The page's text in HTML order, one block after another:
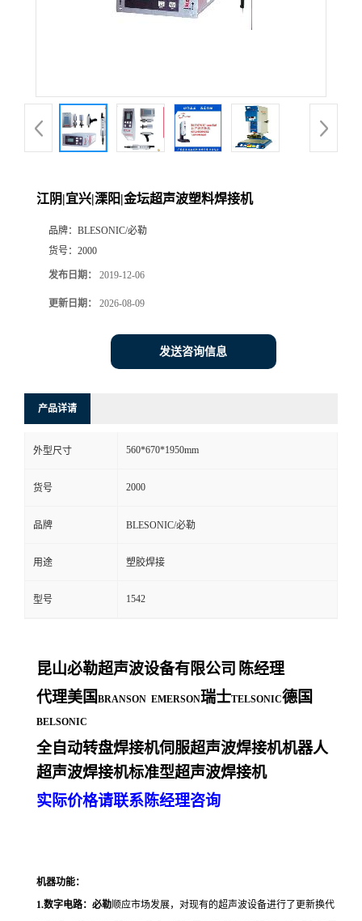
江阴|宜兴|溧阳|金坛超声波塑料焊接机
品牌： BLESONIC/必勒
货号： 2000
发布日期： 2019-12-06
更新日期： 2026-08-09
发送咨询信息
产品详请
外型尺寸 560*670*1950mm
货号 2000
品牌 BLESONIC/必勒
用途 塑胶焊接
型号 1542
昆山必勒超声波设备有限公司 陈经理
代理美国 BRANSON EMERSON瑞士TELSONIC德国
BELSONIC
全自动转盘焊接机伺服超声波焊接机机器人
超声波焊接机标准型超声波焊接机
实际价格请联系陈经理咨询
机器功能：
1.数字电路：必勒顺应市场发展，对现有的超声波设备进行了更新换代